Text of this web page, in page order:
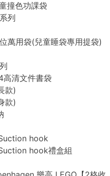
撞色功課袋
列
萬用袋(兒童睡袋專用提袋)
高清文件書袋
款)
款)
hook
hook禮盒組